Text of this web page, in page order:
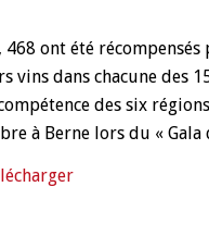
ont été
vins dans chacune des
des six
à Berne lors du « Gala